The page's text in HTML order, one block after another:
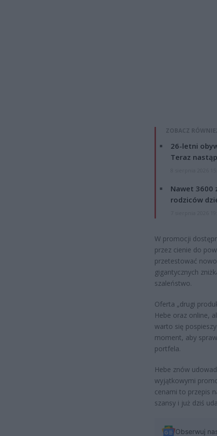
ZOBACZ
26-letni
Teraz
Nawet 3600
rodziców
W promocji
przez cienie do
przetestować
gigantycznych
szaleństwo.
Oferta „drugi
Hebe oraz online,
warto się
moment, aby
portfela.
Hebe znów
wyjątkowymi
cenami to przepis
szansy i już dziś
Obserwuj